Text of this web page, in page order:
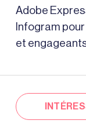
Adobe
Infogram
et